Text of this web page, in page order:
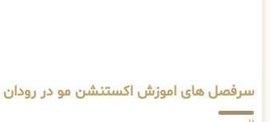
سرفصل های اموزش اکستنشن مو در رودان